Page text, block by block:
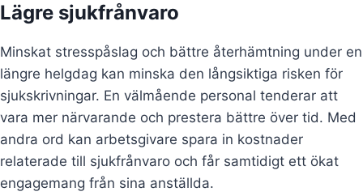
Lägre sjukfrånvaro
Minskat stresspåslag och bättre återhämtning under en
längre helgdag kan minska den långsiktiga risken för
sjukskrivningar. En välmående personal tenderar att
vara mer närvarande och prestera bättre över tid. Med
andra ord kan arbetsgivare spara in kostnader
relaterade till sjukfrånvaro och får samtidigt ett ökat
engagemang från sina anställda.